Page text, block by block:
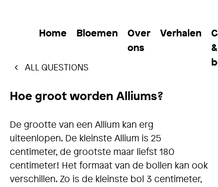
Home Bloemen
Over
ons
Verhalen
&
ALL QUESTIONS
Hoe groot worden Alliums?
De grootte van een Allium kan erg
uiteenlopen. De kleinste Allium is 25
centimeter, de grootste maar liefst 180
centimeter! Het formaat van de bollen kan ook
verschillen. Zo is de kleinste bol 3 centimeter,